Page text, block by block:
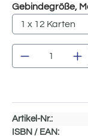
Gebindegröße,
Produkt
Artikel-Nr.:
ISBN / EAN: